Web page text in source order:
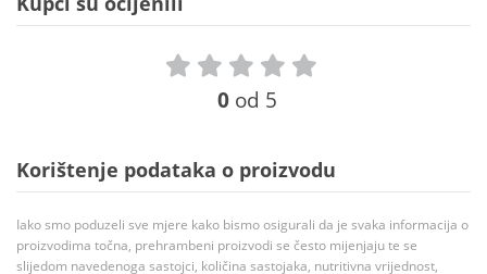
0 od 5
Korištenje podataka o proizvodu
Iako smo poduzeli sve mjere kako bismo osigurali da je svaka informacija o
proizvodima točna, prehrambeni proizvodi se često mijenjaju te se
slijedom navedenoga sastojci, količina sastojaka, nutritivna vrijednost,